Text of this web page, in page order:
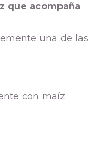
que acompaña
una de las
con maíz